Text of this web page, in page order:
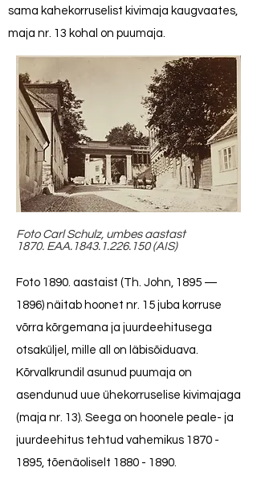
sama kahekorruselist kivimaja kaugvaates,
maja nr. 13 kohal on puumaja.
Foto Carl Schulz, umbes aastast
1870. EAA.1843.1.226.150 (AIS)
Foto 1890. aastaist (Th. John, 1895 —
1896) näitab hoonet nr. 15 juba korruse
võrra kõrgemana ja juurdeehitusega
otsaküljel, mille all on läbisõiduava.
Kõrvalkrundil asunud puumaja on
asendunud uue ühekorruselise kivimajaga
(maja nr. 13). Seega on hoonele peale- ja
juurdeehitus tehtud vahemikus 1870 -
1895, tõenäoliselt 1880 - 1890.